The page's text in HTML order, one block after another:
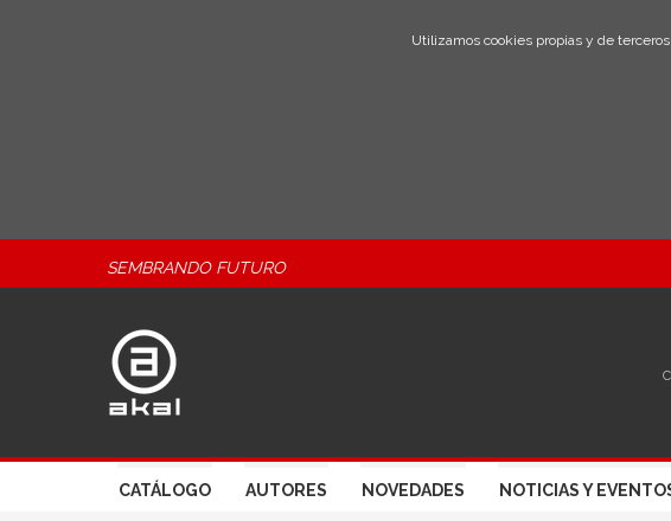
Utilizamos cookies propias y de
SEMBRANDO FUTURO
CATÁLOGO AUTORES NOVEDADES NOTICIAS Y